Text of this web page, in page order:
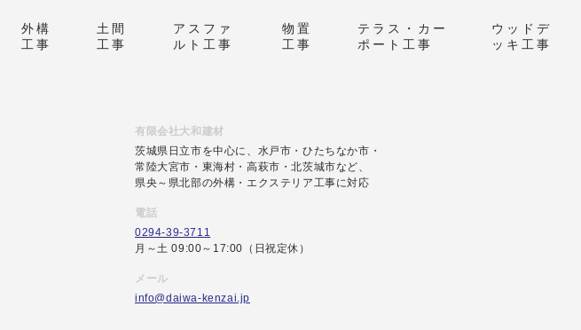
外構
工事
土間
工事
アスファ
ルト工事
物置
工事
テラス・カー
ポート工事
ウッドデ
ッキ工事
有限会社大和建材
茨城県日立市を中心に、水戸市・ひたちなか市・
常陸大宮市・東海村・高萩市・北茨城市など、
県央～県北部の外構・エクステリア工事に対応
電話
0294-39-3711
月～土 09:00～17:00（日祝定休）
メール
info@daiwa-kenzai.jp